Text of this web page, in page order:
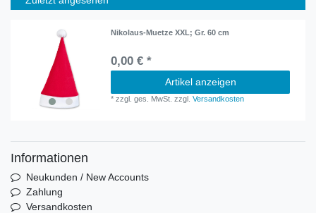
Nikolaus-Muetze XXL; Gr. 60 cm
0,00 € *
Artikel anzeigen
*zzgl. ges. MwSt. zzgl.Versandkosten
Informationen
Neukunden / New Accounts
Zahlung
Versandkosten